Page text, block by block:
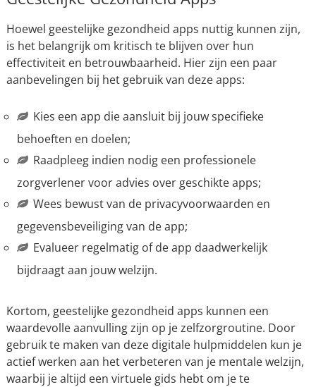
Hoewel geestelijke gezondheid apps nuttig kunnen zijn,
is het belangrijk om kritisch te blijven over hun
effectiviteit en betrouwbaarheid. Hier zijn een paar
aanbevelingen bij het gebruik van deze apps:
Kies een app die aansluit bij jouw specifieke
behoeften en doelen;
Raadpleeg indien nodig een professionele
zorgverlener voor advies over geschikte apps;
Wees bewust van de privacyvoorwaarden en
gegevensbeveiliging van de app;
Evalueer regelmatig of de app daadwerkelijk
bijdraagt aan jouw welzijn.
Kortom, geestelijke gezondheid apps kunnen een
waardevolle aanvulling zijn op je zelfzorgroutine. Door
gebruik te maken van deze digitale hulpmiddelen kun je
actief werken aan het verbeteren van je mentale welzijn,
waarbij je altijd een virtuele gids hebt om je te